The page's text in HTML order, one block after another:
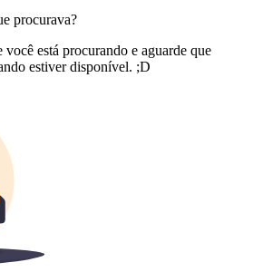
procurava?
você está procurando e aguarde que
estiver disponível. ;D